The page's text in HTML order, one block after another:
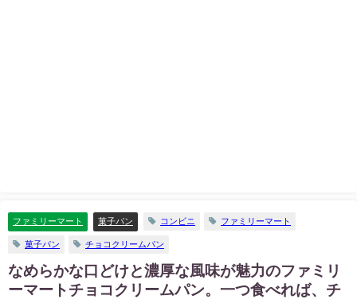
ファミリーマート 菓子パン コンビニ ファミリーマート
菓子パン チョコクリームパン
なめらかな口どけと濃厚な風味が魅力のファミリ
ーマートチョコクリームパン。一つ食べれば、チ